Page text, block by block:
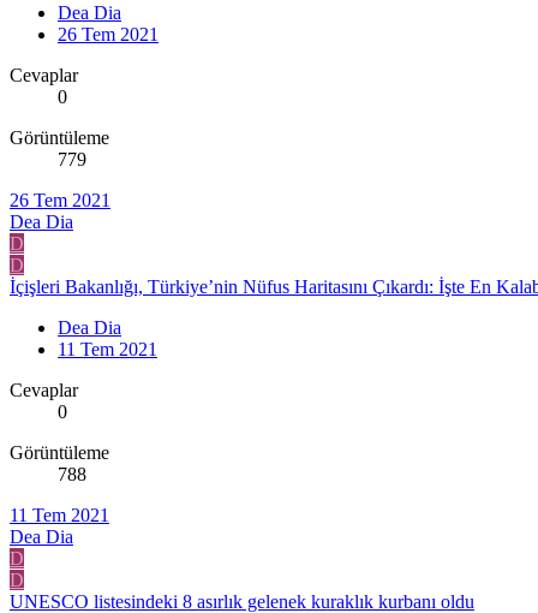
Dea Dia
26 Tem 2021
Cevaplar
0
Görüntüleme
779
26 Tem 2021
Dea Dia
D
D
İçişleri Bakanlığı, Türkiye’nin Nüfus Haritasını Çıkardı: İşte En
Dea Dia
11 Tem 2021
Cevaplar
0
Görüntüleme
788
11 Tem 2021
Dea Dia
D
D
UNESCO listesindeki 8 asırlık gelenek kuraklık kurbanı oldu